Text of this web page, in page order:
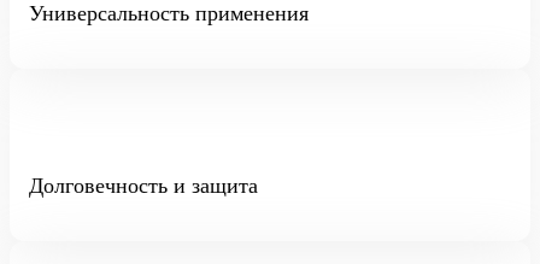
Универсальность применения
Долговечность и защита